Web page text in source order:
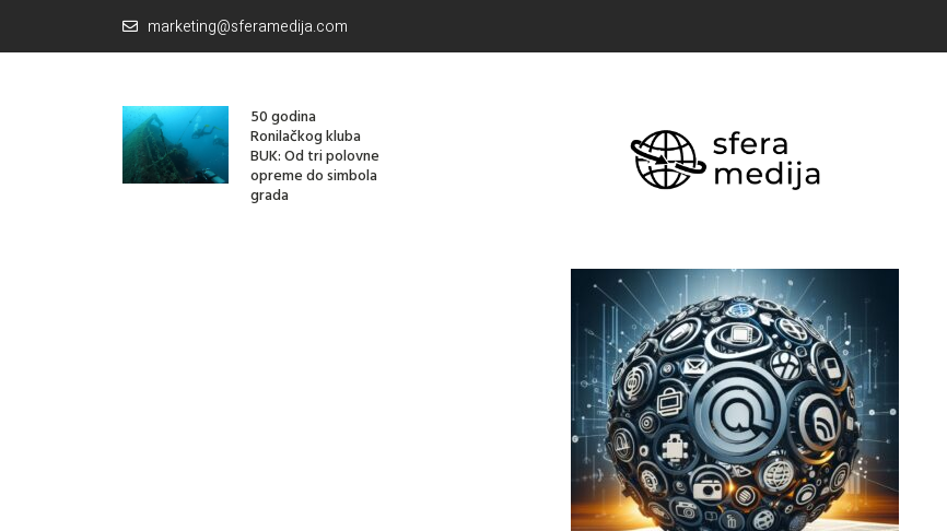
marketing@sferamedija.com
50 godina
Ronilačkog kluba
BUK: Od tri polovne
opreme do simbola
grada